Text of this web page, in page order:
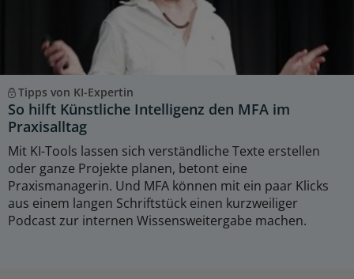
Tipps von KI-Expertin
So hilft Künstliche Intelligenz den MFA im
Praxisalltag
Mit KI-Tools lassen sich verständliche Texte erstellen
oder ganze Projekte planen, betont eine
Praxismanagerin. Und MFA können mit ein paar Klicks
aus einem langen Schriftstück einen kurzweiliger
Podcast zur internen Wissensweitergabe machen.